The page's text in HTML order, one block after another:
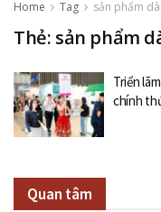
Home Tag sản phẩm
Thẻ: sản phẩm
Triển
chính
Quan tâm